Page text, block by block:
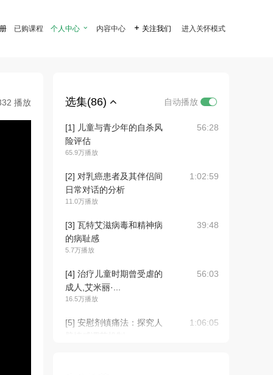
已购课程 个人中心  内容中心  关注我们 进入关怀模式
播放 选集(86) 自动播放
[1] 儿童与青少年的自杀风
险评估
65.9万播放
56:28
[2] 对乳癌患者及其伴侣间
日常对话的分析
11.0万播放
1:02:59
[3] 瓦特艾滋病毒和精神病
的病耻感
5.7万播放
39:48
[4] 治疗儿童时期曾受虐的
成人,艾米丽·...
16.5万播放
56:03
[5] 安慰剂镇痛法：探究人
1:06:05